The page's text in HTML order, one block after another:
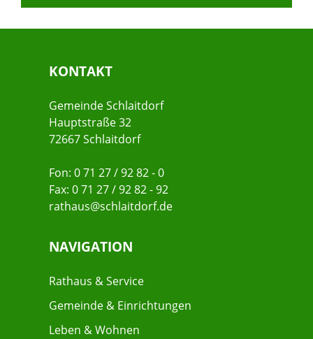
KONTAKT
Gemeinde Schlaitdorf
Hauptstraße 32
72667 Schlaitdorf
Fon: 0 71 27 / 92 82 - 0
Fax: 0 71 27 / 92 82 - 92
rathaus@schlaitdorf.de
NAVIGATION
Rathaus & Service
Gemeinde & Einrichtungen
Leben & Wohnen